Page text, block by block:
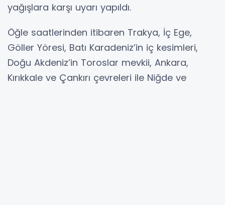
yağışlara karşı uyarı yapıldı.
Öğle saatlerinden itibaren Trakya, İç Ege,
Göller Yöresi, Batı Karadeniz’in iç kesimleri,
Doğu Akdeniz’in Toroslar mevkii, Ankara,
Kırıkkale ve Çankırı çevreleri ile Niğde ve